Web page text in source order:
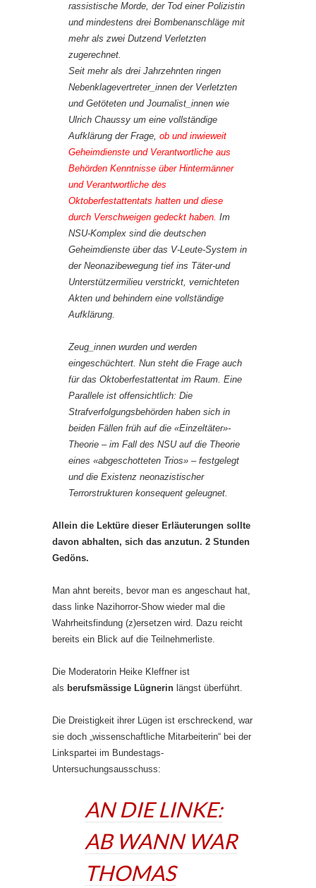
rassistische Morde, der Tod einer Polizistin
und mindestens drei Bombenanschläge mit
mehr als zwei Dutzend Verletzten
zugerechnet.
Seit mehr als drei Jahrzehnten ringen
Nebenklagevertreter_innen der Verletzten
und Getöteten und Journalist_innen wie
Ulrich Chaussy um eine vollständige
Aufklärung der Frage, ob und inwieweit
Geheimdienste und Verantwortliche aus
Behörden Kenntnisse über Hintermänner
und Verantwortliche des
Oktoberfestattentats hatten und diese
durch Verschweigen gedeckt haben. Im
NSU-Komplex sind die deutschen
Geheimdienste über das V-Leute-System in
der Neonazibewegung tief ins Täter-und
Unterstützermilieu verstrickt, vernichteten
Akten und behindern eine vollständige
Aufklärung.
Zeug_innen wurden und werden
eingeschüchtert. Nun steht die Frage auch
für das Oktoberfestattentat im Raum. Eine
Parallele ist offensichtlich: Die
Strafverfolgungsbehörden haben sich in
beiden Fällen früh auf die «Einzeltäter»-
Theorie – im Fall des NSU auf die Theorie
eines «abgeschotteten Trios» – festgelegt
und die Existenz neonazistischer
Terrorstrukturen konsequent geleugnet.
Allein die Lektüre dieser Erläuterungen sollte
davon abhalten, sich das anzutun. 2 Stunden
Gedöns.
Man ahnt bereits, bevor man es angeschaut hat,
dass linke Nazihorror-Show wieder mal die
Wahrheitsfindung (z)ersetzen wird. Dazu reicht
bereits ein Blick auf die Teilnehmerliste.
Die Moderatorin Heike Kleffner ist
als berufsmässige Lügnerin längst überführt.
Die Dreistigkeit ihrer Lügen ist erschreckend, war
sie doch „wissenschaftliche Mitarbeiterin“ bei der
Linkspartei im Bundestags-
Untersuchungsausschuss:
AN DIE LINKE:
AB WANN WAR
THOMAS